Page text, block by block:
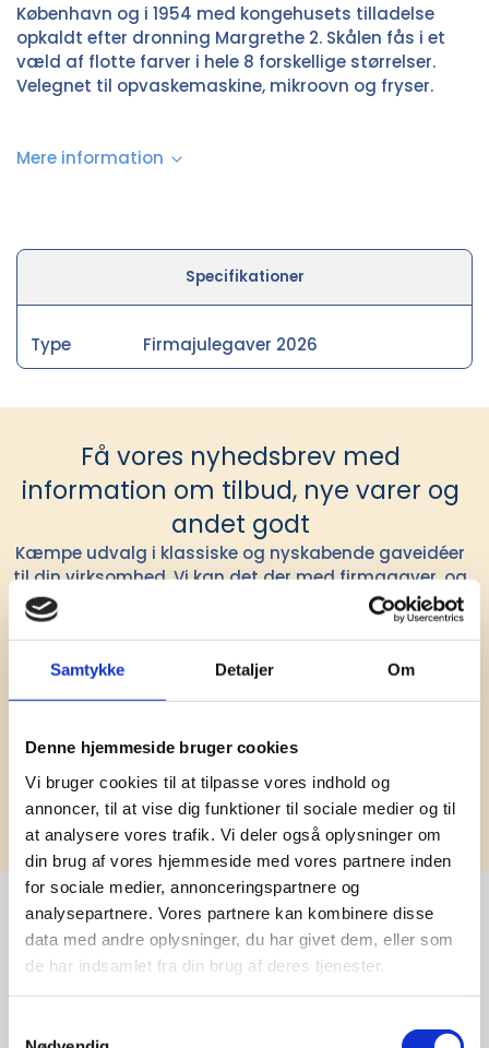
Samtykke Detaljer Om
Denne hjemmeside bruger cookies
Vi bruger cookies til at tilpasse vores indhold og
annoncer, til at vise dig funktioner til sociale medier og til
at analysere vores trafik. Vi deler også oplysninger om
din brug af vores hjemmeside med vores partnere inden
for sociale medier, annonceringspartnere og
analysepartnere. Vores partnere kan kombinere disse
data med andre oplysninger, du har givet dem, eller som
de har indsamlet fra din brug af deres tjenester.
København og i 1954 med kongehusets tilladelse
opkaldt efter dronning Margrethe 2. Skålen fås i et
væld af flotte farver i hele 8 forskellige størrelser.
Velegnet til opvaskemaskine, mikroovn og fryser.
Mere information
Specifikationer
Type Firmajulegaver 2026
Få vores nyhedsbrev med
information om tilbud, nye varer og
andet godt
Kæmpe udvalg i klassiske og nyskabende gaveidéer
til din virksomhed. Vi kan det der med firmagaver, og
har ydet god personlig service til en
Tilmeld
Stærke